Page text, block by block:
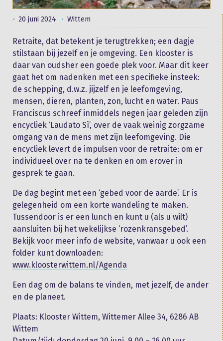
20 juni 2024 Wittem
Retraite, dat betekent je terugtrekken; een dagje
stilstaan bij jezelf en je omgeving. Een klooster is
daar van oudsher een goede plek voor. Maar dit keer
gaat het om nadenken met een specifieke insteek:
de schepping, d.w.z. jijzelf en je leefomgeving,
mensen, dieren, planten, zon, lucht en water. Paus
Franciscus schreef inmiddels negen jaar geleden zijn
encycliek ‘Laudato Sì’, over de vaak weinig zorgzame
omgang van de mens met zijn leefomgeving. Die
encycliek levert de impulsen voor de retraite: om er
individueel over na te denken en om erover in
gesprek te gaan.
De dag begint met een ‘gebed voor de aarde’. Er is
gelegenheid om een korte wandeling te maken.
Tussendoor is er een lunch en kunt u (als u wilt)
aansluiten bij het wekelijkse ‘rozenkransgebed’.
Bekijk voor meer info de website, vanwaar u ook een
folder kunt downloaden:
www.kloosterwittem.nl/Agenda
Een dag om de balans te vinden, met jezelf, de ander
en de planeet.
Plaats: Klooster Wittem, Wittemer Allee 34, 6286 AB
Wittem